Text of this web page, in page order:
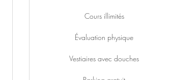
Cours illimités
Évaluation physique
Vestiaires avec douches